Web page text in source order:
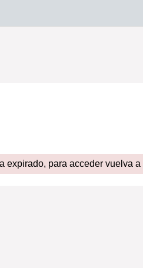
expirado, para acceder vuelva